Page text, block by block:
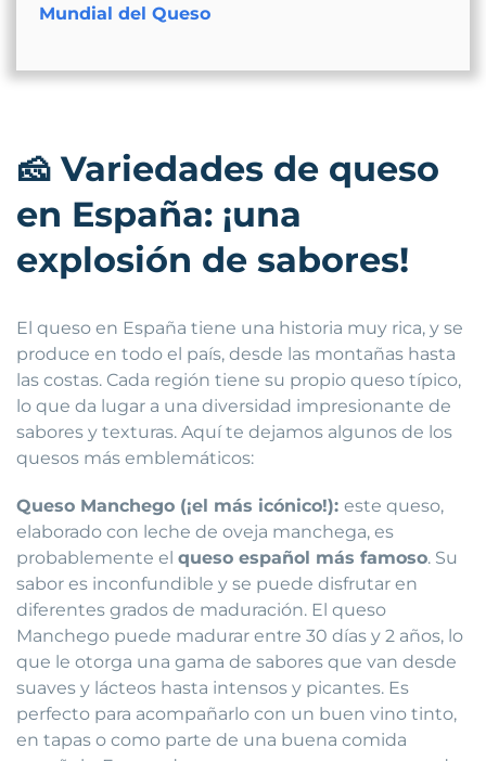
Mundial del Queso
🧀 Variedades de queso
en España: ¡una
explosión de sabores!
El queso en España tiene una historia muy rica, y se
produce en todo el país, desde las montañas hasta
las costas. Cada región tiene su propio queso típico,
lo que da lugar a una diversidad impresionante de
sabores y texturas. Aquí te dejamos algunos de los
quesos más emblemáticos:
Queso Manchego (¡el más icónico!): este queso,
elaborado con leche de oveja manchega, es
probablemente el queso español más famoso. Su
sabor es inconfundible y se puede disfrutar en
diferentes grados de maduración. El queso
Manchego puede madurar entre 30 días y 2 años, lo
que le otorga una gama de sabores que van desde
suaves y lácteos hasta intensos y picantes. Es
perfecto para acompañarlo con un buen vino tinto,
en tapas o como parte de una buena comida